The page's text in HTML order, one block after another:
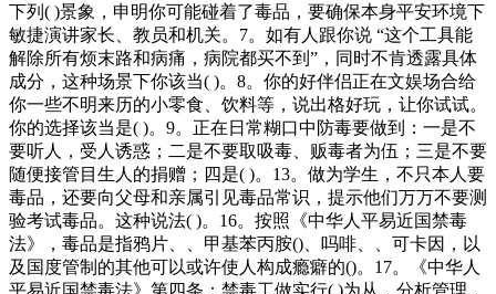
下列( )景象，申明你可能碰着了毒品，要确保本身平安环境下
敏捷演讲家长、教员和机关。7。如有人跟你说 “这个工具能
解除所有烦末路和病痛，病院都买不到”，同时不肯透露具体
成分，这种场景下你该当( )。8。你的好伴侣正在文娱场合给
你一些不明来历的小零食、饮料等，说出格好玩，让你试试。
你的选择该当是( )。9。正在日常糊口中防毒要做到：一是不
要听人，受人诱惑；二是不要取吸毒、贩毒者为伍；三是不要
随便接管目生人的捐赠；四是( )。13。做为学生，不只本人要
毒品，还要向父母和亲属引见毒品常识，提示他们万万不要测
验考试毒品。这种说法( )。16。按照《中华人平易近国禁毒
法》，毒品是指鸦片、、甲基苯丙胺()、吗啡、、可卡因，以
及国度管制的其他可以或许使人构成瘾癖的()。17。《中华人
平易近国禁毒法》第四条：禁毒工做实行( )为从，分析管理，